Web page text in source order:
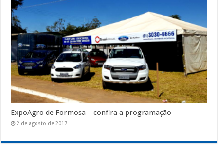
ExpoAgro de Formosa – confira a programação
2 de agosto de 2017